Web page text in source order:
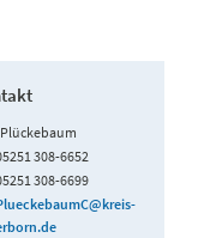
308-6652
308-6699